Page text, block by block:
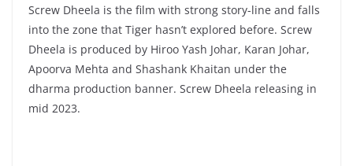
Screw Dheela is the film with strong story-line and falls
into the zone that Tiger hasn’t explored before. Screw
Dheela is produced by Hiroo Yash Johar, Karan Johar,
Apoorva Mehta and Shashank Khaitan under the
dharma production banner. Screw Dheela releasing in
mid 2023.